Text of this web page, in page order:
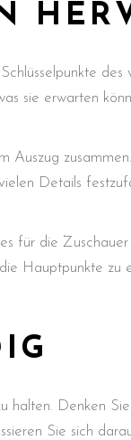
des
sie erwarten
Auszug
Details
für die
Hauptpunkte zu
halten. Denken
Sie sich